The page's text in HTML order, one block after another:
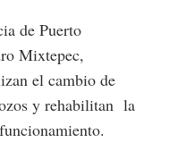
de Puerto
Mixtepec,
el cambio de
y rehabilitan la